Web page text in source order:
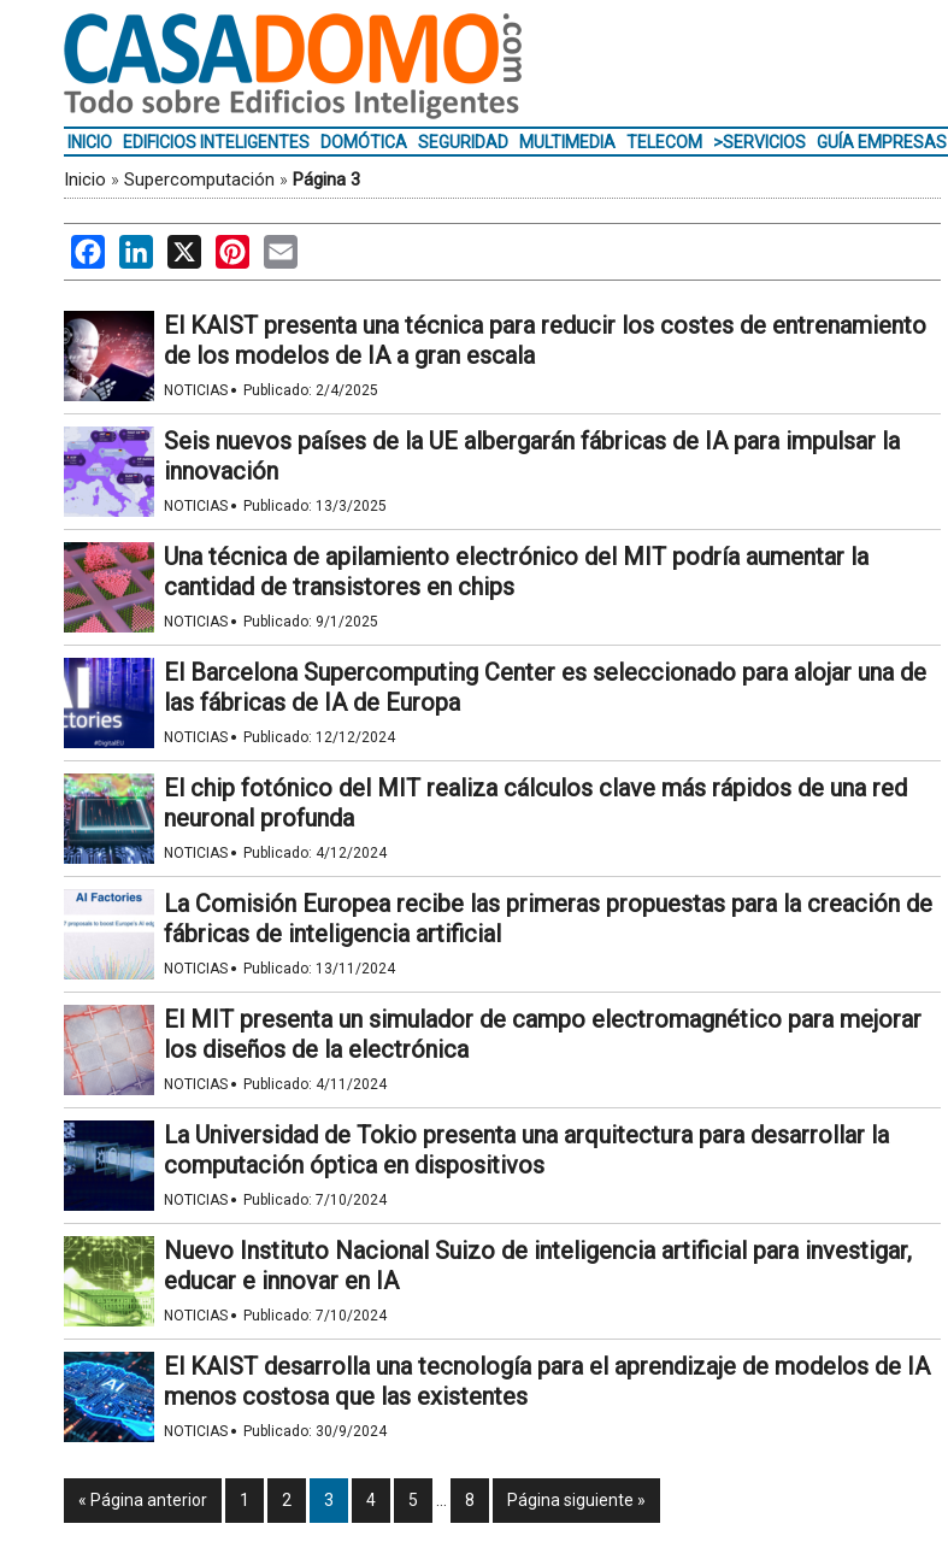
INICIO EDIFICIOS INTELIGENTES DOMÓTICA SEGURIDAD MULTIMEDIA TELECOM >SERVICIOS GUÍA EMPRESAS
Inicio » Supercomputación » Página 3
FacebookLinkedIn
X PinterestEmail
El KAIST presenta una técnica para reducir los costes de entrenamiento
de los modelos de IA a gran escala
NOTICIAS · Publicado: 2/4/2025
Seis nuevos países de la UE albergarán fábricas de IA para impulsar la
innovación
NOTICIAS · Publicado: 13/3/2025
Una técnica de apilamiento electrónico del MIT podría aumentar la
cantidad de transistores en chips
NOTICIAS · Publicado: 9/1/2025
El Barcelona Supercomputing Center es seleccionado para alojar una de
las fábricas de IA de Europa
NOTICIAS · Publicado: 12/12/2024
El chip fotónico del MIT realiza cálculos clave más rápidos de una red
neuronal profunda
NOTICIAS · Publicado: 4/12/2024
La Comisión Europea recibe las primeras propuestas para la creación de
fábricas de inteligencia artificial
NOTICIAS · Publicado: 13/11/2024
El MIT presenta un simulador de campo electromagnético para mejorar
los diseños de la electrónica
NOTICIAS · Publicado: 4/11/2024
La Universidad de Tokio presenta una arquitectura para desarrollar la
computación óptica en dispositivos
NOTICIAS · Publicado: 7/10/2024
Nuevo Instituto Nacional Suizo de inteligencia artificial para investigar,
educar e innovar en IA
NOTICIAS · Publicado: 7/10/2024
El KAIST desarrolla una tecnología para el aprendizaje de modelos de IA
menos costosa que las existentes
NOTICIAS · Publicado: 30/9/2024
« Página anterior 1 2 3 4 5 8 Página siguiente »